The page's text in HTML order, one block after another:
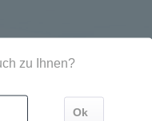
Gebieten